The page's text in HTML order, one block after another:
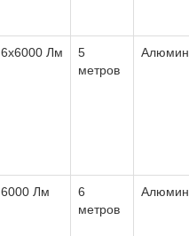
6x6000 Лм
5
метров
6000 Лм
6
метров